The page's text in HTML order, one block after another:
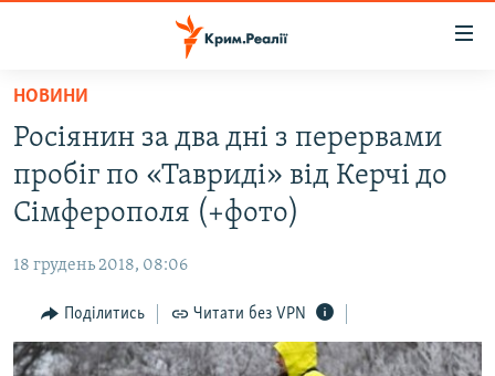
Перейти
основного
матеріалу
Перейти
до
основної
навігації
Перейти
до
пошуку
ВОДА.КРИМ
ВІДЕО ТА ФОТО
БЛОГИ
ПОГЛЯД
ІНТЕРВ'Ю
НОВИНИ
Росіянин за два дні з перервами
пробіг по «Тавриді» від Керчі до
Сімферополя (+фото)
18 грудень 2018, 08:06
Поділитись Читати без VPN